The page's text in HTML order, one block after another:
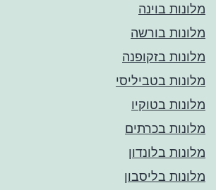
מלונות בוינה
מלונות בורשה
מלונות בזקופנה
מלונות בטביליסי
מלונות בטוקיו
מלונות בכרתים
מלונות בלונדון
מלונות בליסבון